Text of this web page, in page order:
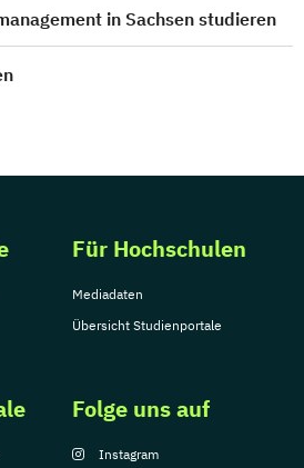
in Sachsen studieren
Für Hochschulen
Mediadaten
Übersicht Studienportale
Folge uns auf
Instagram